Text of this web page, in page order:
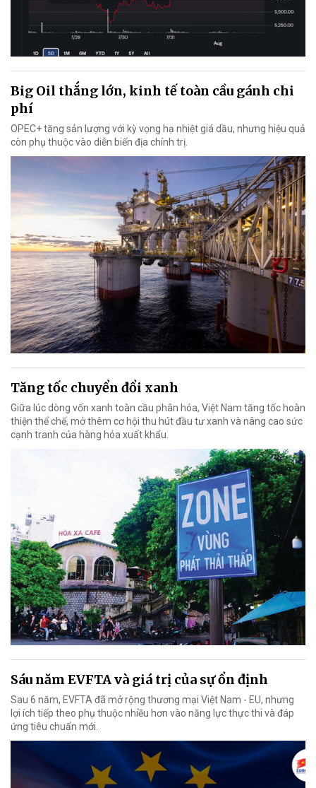
Big Oil thắng lớn, kinh tế toàn cầu gánh chi
phí
OPEC+ tăng sản lượng với kỳ vọng hạ nhiệt giá dầu, nhưng hiệu quả
còn phụ thuộc vào diễn biến địa chính trị.
Tăng tốc chuyển đổi xanh
Giữa lúc dòng vốn xanh toàn cầu phân hóa, Việt Nam tăng tốc hoàn
thiện thể chế, mở thêm cơ hội thu hút đầu tư xanh và nâng cao sức
cạnh tranh của hàng hóa xuất khẩu.
Sáu năm EVFTA và giá trị của sự ổn định
Sau 6 năm, EVFTA đã mở rộng thương mại Việt Nam - EU, nhưng
lợi ích tiếp theo phụ thuộc nhiều hơn vào năng lực thực thi và đáp
ứng tiêu chuẩn mới.